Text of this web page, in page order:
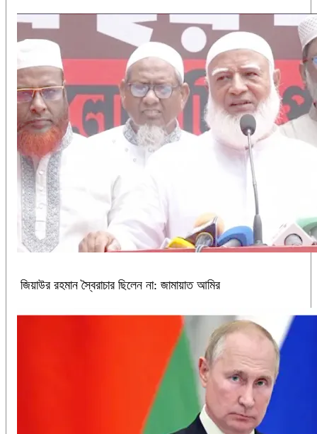
জিয়াউর রহমান স্বৈরাচার ছিলেন না: জামায়াত আমির